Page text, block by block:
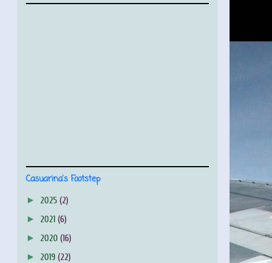
Casuarina's Footstep
► 2025 (2)
► 2021 (6)
► 2020 (16)
► 2019 (22)